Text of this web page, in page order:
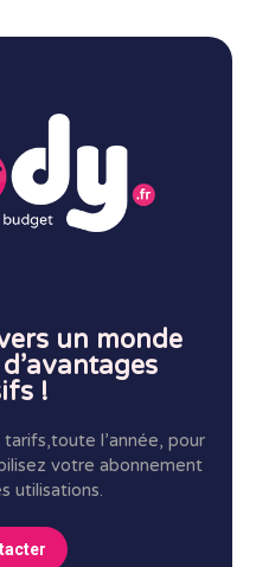
un monde
!
l’année, pour
votre abonnement
utilisations.